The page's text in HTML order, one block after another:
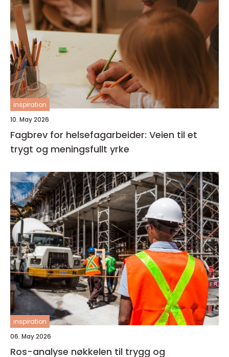
inspiration
10. May 2026
Fagbrev for helsefagarbeider: Veien til et
trygt og meningsfullt yrke
inspiration
06. May 2026
Ros-analyse nøkkelen til trygg og